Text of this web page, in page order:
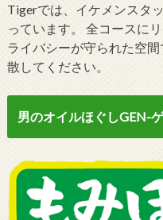
Tigerでは、イケメンスタ
っています。 全コースに
ライバシーが守られた空
散してください。
男のオイルほぐしGEN-